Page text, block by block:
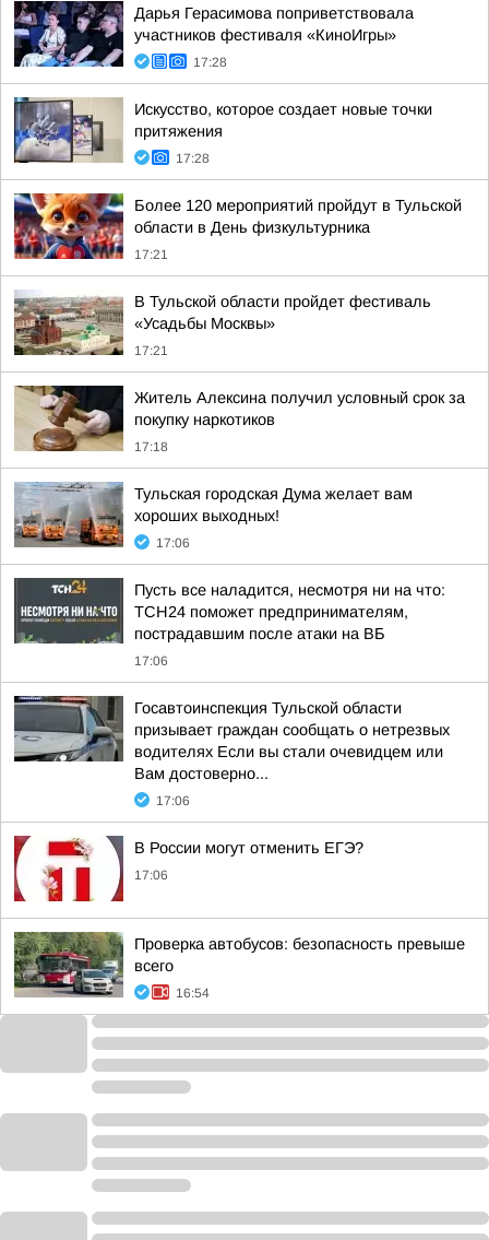
Дарья Герасимова поприветствовала
участников фестиваля «КиноИгры»
17:28
Искусство, которое создает новые точки
притяжения
17:28
Более 120 мероприятий пройдут в Тульской
области в День физкультурника
17:21
В Тульской области пройдет фестиваль
«Усадьбы Москвы»
17:21
Житель Алексина получил условный срок за
покупку наркотиков
17:18
Тульская городская Дума желает вам
хороших выходных!
17:06
Пусть все наладится, несмотря ни на что:
ТСН24 поможет предпринимателям,
пострадавшим после атаки на ВБ
17:06
Госавтоинспекция Тульской области
призывает граждан сообщать о нетрезвых
водителях Если вы стали очевидцем или
Вам достоверно...
17:06
В России могут отменить ЕГЭ?
17:06
Проверка автобусов: безопасность превыше
всего
16:54